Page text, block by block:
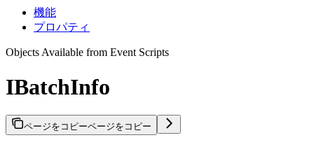
機能
プロパティ
Objects Available from Event Scripts
IBatchInfo
ページをコピーページをコピー